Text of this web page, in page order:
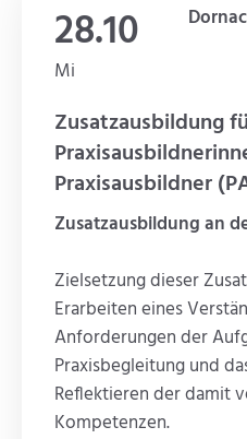
28.10
Mi
Zusatzausbildung
Praxisausbildner
Zusatzausbildung an
Zielsetzung dieser
Erarbeiten eines
Anforderungen der
Praxisbegleitung und
Reflektieren der damit
Kompetenzen.